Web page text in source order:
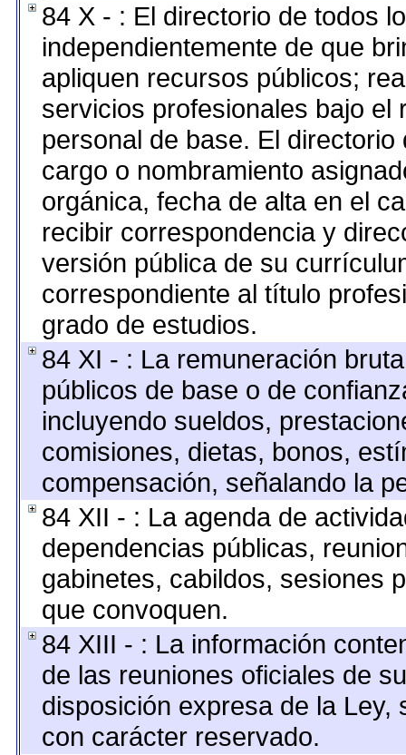
84 X - : El directorio de todos
independientemente de que
apliquen recursos públicos;
servicios profesionales bajo el
personal de base. El
cargo o nombramiento
orgánica, fecha de alta en el
recibir correspondencia y
versión pública de su
correspondiente al título
grado de estudios.
84 XI - : La remuneración
públicos de base o de
incluyendo sueldos,
comisiones, dietas, bonos,
compensación, señalando la
84 XII - : La agenda de
dependencias públicas,
gabinetes, cabildos, sesiones
que convoquen.
84 XIII - : La información
de las reuniones oficiales de
disposición expresa de la
con carácter reservado.